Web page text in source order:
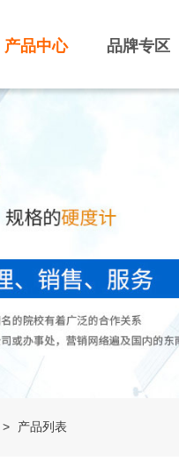
产品中心 品牌专区
> 产品列表